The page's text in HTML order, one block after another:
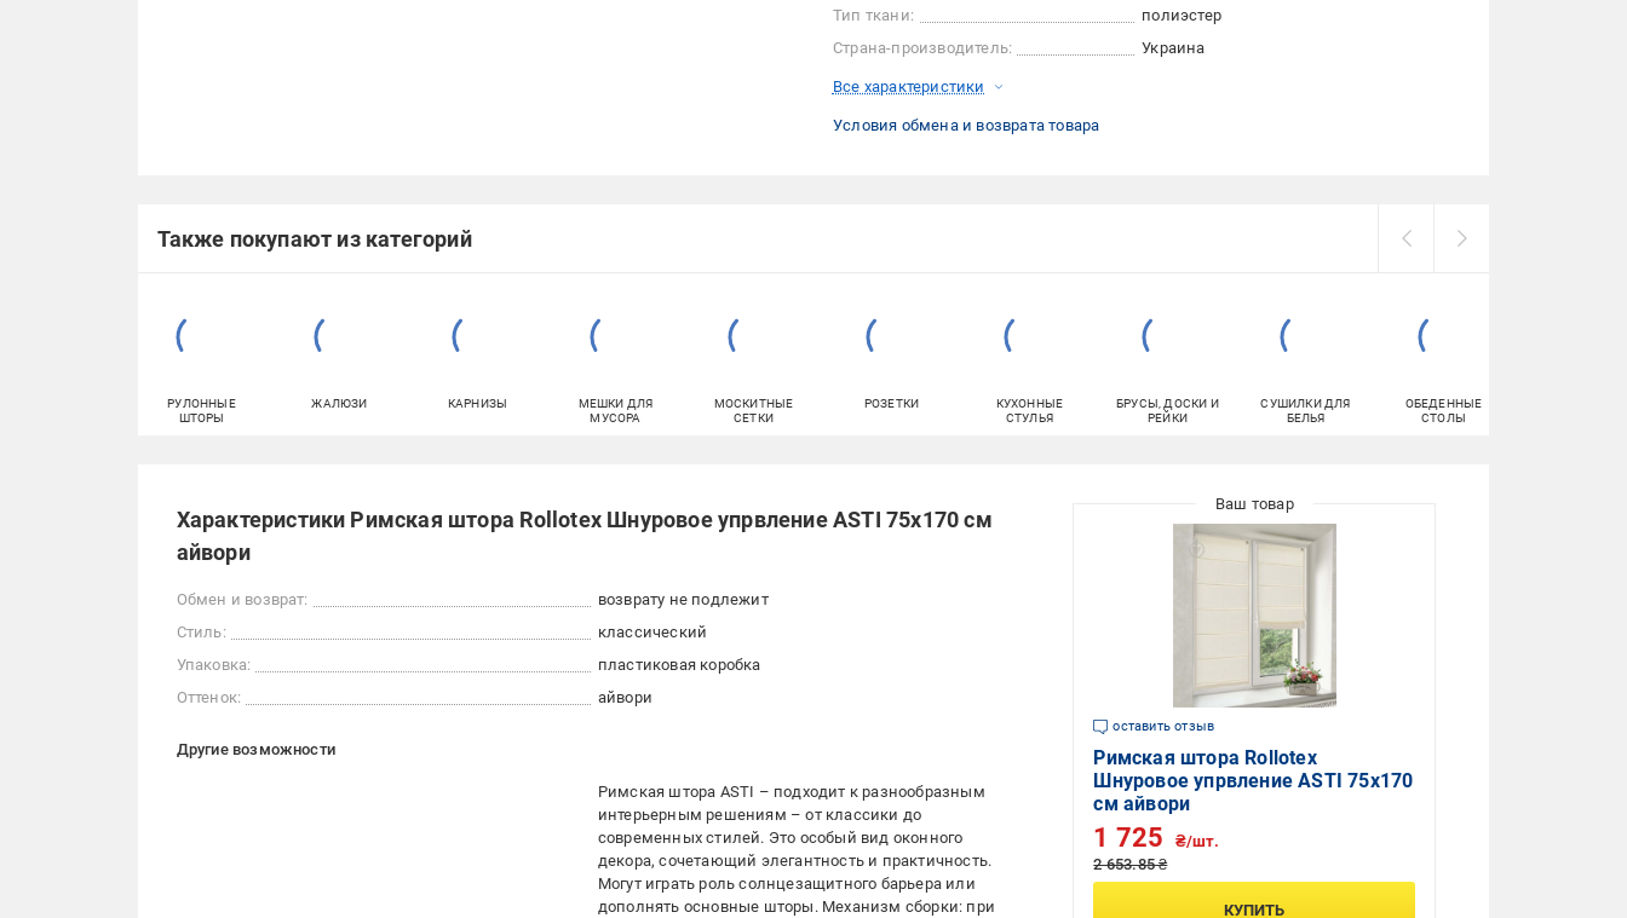
Тип ткани:
полиэстер
Страна-производитель:
Украина
Все характеристики
Условия обмена и возврата товара
Также покупают из категорий
РУЛОННЫЕ
ШТОРЫ
ЖАЛЮЗИ КАРНИЗЫ
МЕШКИ ДЛЯ
МУСОРА
МОСКИТНЫЕ
СЕТКИ
РОЗЕТКИ
КУХОННЫЕ
СТУЛЬЯ
БРУСЫ, ДОСКИ И
РЕЙКИ
СУШИЛКИ ДЛЯ
БЕЛЬЯ
ОБЕДЕННЫЕ
СТОЛЫ
Характеристики Римская штора Rollotex Шнуровое упрвление ASTI 75x170 см
айвори
Обмен и возврат:
возврату не подлежит
Стиль:
классический
Упаковка:
пластиковая коробка
Оттенок:
айвори
Другие возможности
Римская штора ASTI – подходит к разнообразным
интерьерным решениям – от классики до
современных стилей. Это особый вид оконного
декора, сочетающий элегантность и практичность.
Могут играть роль солнцезащитного барьера или
дополнять основные шторы. Механизм сборки: при
оставить отзыв
Римская штора Rollotex
Шнуровое упрвление ASTI 75x170
см айвори
2 653.85 ₴
1 725 ₴/шт.
КУПИТЬ